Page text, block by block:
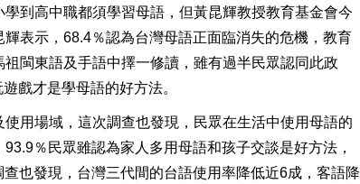
到高中職都須學習母語，但黃昆輝教授教育基金會今
表示，68.4％認為台灣母語正面臨消失的危機，教育
閩東語及手語中擇一修讀，雖有過半民眾認同此政
戲才是學母語的好方法。
用場域，這次調查也發現，民眾在生活中使用母語的
％民眾雖認為家人多用母語和孩子交談是好方法，
也發現，台灣三代間的台語使用率降低近6成，客語降